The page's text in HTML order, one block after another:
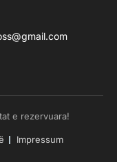
e rezervuara!
Impressum